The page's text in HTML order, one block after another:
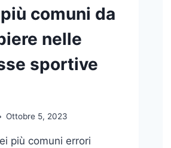
comuni da
nelle
sportive
Ottobre 5, 2023
più comuni errori